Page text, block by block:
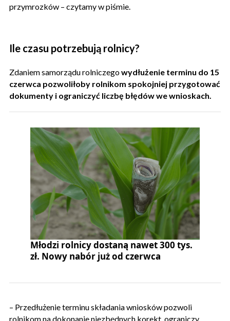
przymrozków – czytamy w piśmie.
Ile czasu potrzebują rolnicy?
Zdaniem samorządu rolniczegowydłużenie terminu do 15
czerwca pozwoliłoby rolnikom spokojniej przygotować
dokumenty i ograniczyć liczbę błędów we wnioskach.
Młodzi rolnicy dostaną nawet 300 tys.
zł. Nowy nabór już od czerwca
– Przedłużenie terminu składania wniosków pozwoli
rolnikom na dokonanie niezbędnych korekt, ograniczy